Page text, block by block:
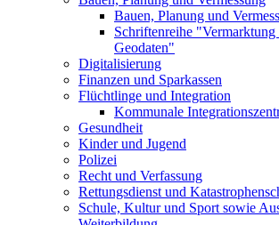
Bauen, Planung und
Schriftenreihe
Geodaten"
Digitalisierung
Finanzen und Sparkassen
Flüchtlinge und Integration
Kommunale
Gesundheit
Kinder und Jugend
Polizei
Recht und Verfassung
Rettungsdienst und
Schule, Kultur und Sport sowie